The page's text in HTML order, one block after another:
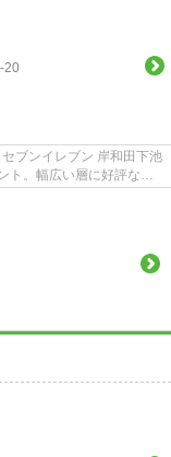
20
ブンイレブン 岸和田下池
ト。幅広い層に好評な、